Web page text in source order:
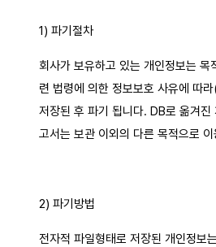
1) 파기절차
회사가 보유하고 있는 개인정보는
련 법령에 의한 정보보호 사유에 따
저장된 후 파기 됩니다. DB로 옮겨
고서는 보관 이외의 다른 목적으로
2) 파기방법
전자적 파일형태로 저장된 개인정보